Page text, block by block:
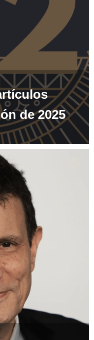
de 2025